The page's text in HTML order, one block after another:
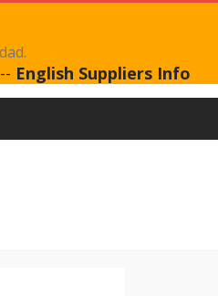
English Suppliers Info